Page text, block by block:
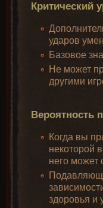
Критический
ударов
Базовое
Не может
другими
Вероятность
Когда вы
некоторой
него может
здоровья и